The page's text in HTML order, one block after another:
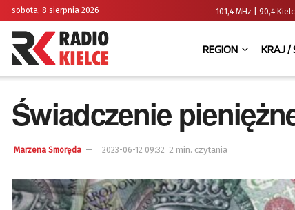
sobota, 8 sierpnia 2026 101,4 MHz | 90,4
REGION KRAJ /
Świadczenie
Marzena Smoręda 2023-06-12 09:32 2 min. czytania